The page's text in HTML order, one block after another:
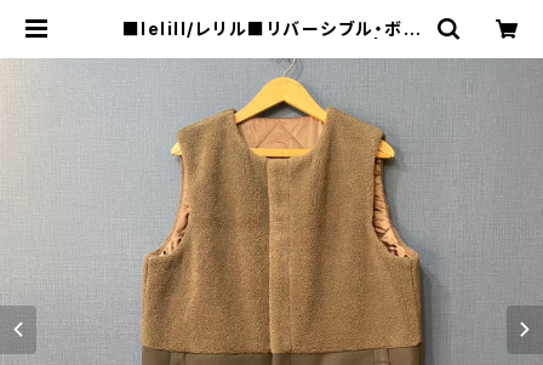
■lelill/レリル■リバーシブル・ボア
uel